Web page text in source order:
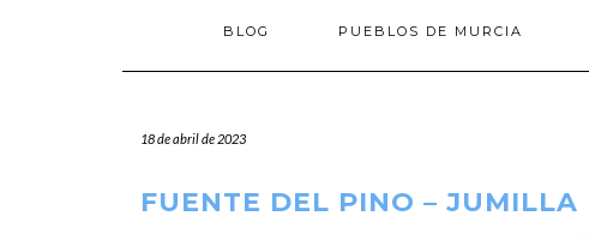
BLOG PUEBLOS DE MURCIA
18 de abril de 2023
FUENTE DEL PINO – JUMILLA